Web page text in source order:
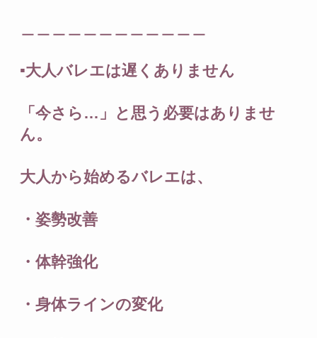
▪️大人バレエは遅くありません
「今さら…」と思う必要はありませ
ん。
大人から始めるバレエは、
・姿勢改善
・体幹強化
・身体ラインの変化